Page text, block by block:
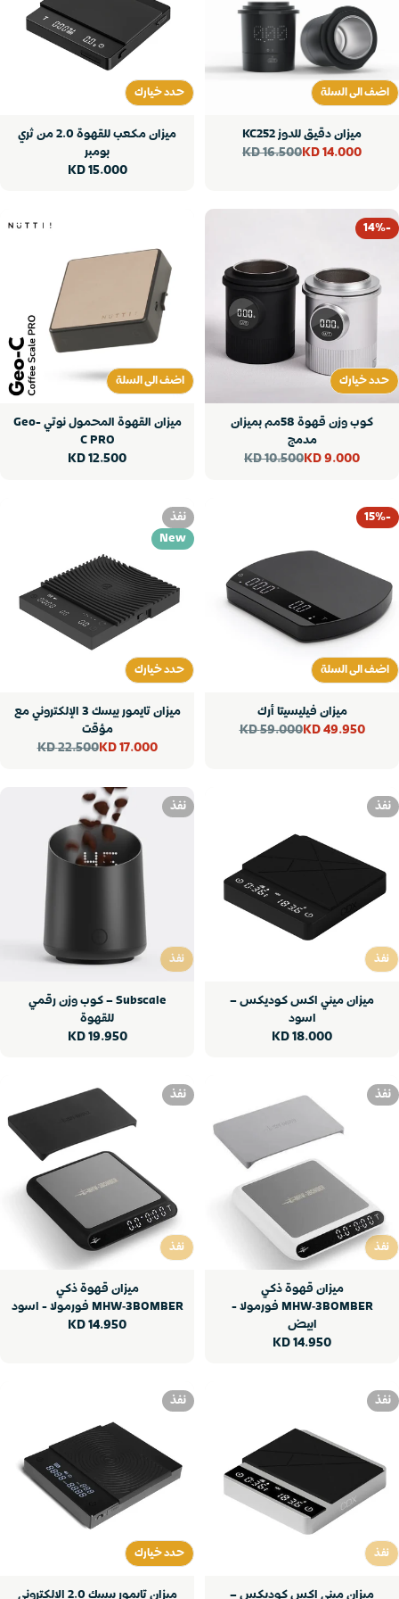
اضف الى السلة
اضف الى السلة
ميزان دقيق للدوز KC252
سعر
14.000 KD
سعر
16.500 KD
حدد خيارك
حدد خيارك
ميزان مكعب للقهوة 2.0 من ثري
بومبر
سعر
15.000 KD
-14%
حدد خيارك
حدد خيارك
كوب وزن قهوة 58مم بميزان
مدمج
سعر
9.000 KD
سعر
10.500 KD
اضف الى السلة
اضف الى السلة
ميزان القهوة المحمول نوتي Geo-
C PRO
سعر
12.500 KD
-15%
اضف الى السلة
اضف الى السلة
ميزان فيليسيتا أرك
سعر
49.950 KD
سعر
59.000 KD
نفذ
New
حدد خيارك
حدد خيارك
ميزان تايمور بيسك 3 الإلكتروني مع
مؤقت
سعر
17.000 KD
سعر
22.500 KD
نفذ
نفذ
نفذ
ميزان ميني اكس كوديكس –
اسود
سعر
18.000 KD
نفذ
نفذ
نفذ
Subscale – كوب وزن رقمي
للقهوة
سعر
19.950 KD
نفذ
نفذ
نفذ
ميزان قهوة ذكي
MHW‑3BOMBER فورمولا -
ابيض
سعر
14.950 KD
نفذ
نفذ
نفذ
ميزان قهوة ذكي
MHW‑3BOMBER فورمولا - اسود
سعر
14.950 KD
نفذ
نفذ
نفذ
ميزان ميني اكس كوديكس –
نفذ
حدد خيارك
حدد خيارك
ميزان تايمور بيسك 2.0 الإلكتروني